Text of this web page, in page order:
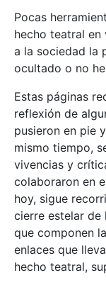
Pocas
hecho teatral
a la sociedad la
ocultado o no
Estas páginas
reflexión de
pusieron en pie
mismo tiempo,
vivencias y
colaboraron en
hoy, sigue
cierre estelar de
que componen
enlaces que
hecho teatral,